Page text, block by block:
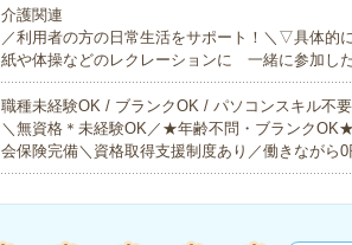
介護関連
／利用者の方の日常生活をサポート！＼▽具体的
紙や体操などのレクレーションに 一緒に参加し
職種未経験OK / ブランクOK / パソコンスキル不
＼無資格＊未経験OK／★年齢不問・ブランク
会保険完備＼資格取得支援制度あり／働きながら